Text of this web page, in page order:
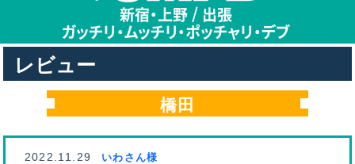
新宿・上野 / 出張
ガッチリ・ムッチリ・ポッチャリ・デブ
レビュー
橋田
2022.11.29 いわさん様